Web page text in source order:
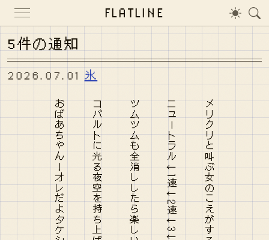
FLATLINE
5件の通知
2026.07.01 氷